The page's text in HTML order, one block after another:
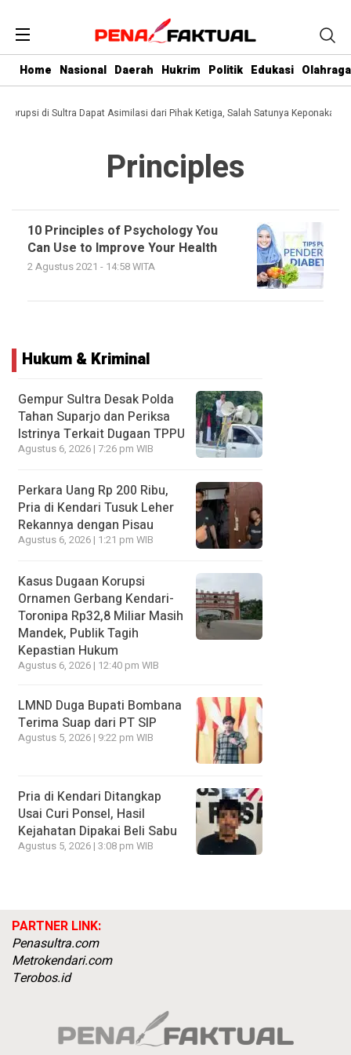
Home Nasional Daerah Hukrim Politik Edukasi Olahraga
Korupsi di Sultra Dapat Asimilasi dari Pihak Ketiga, Salah Satunya Keponakan
Principles
10 Principles of Psychology You
Can Use to Improve Your Health
2 Agustus 2021 - 14:58 WITA
Hukum & Kriminal
Gempur Sultra Desak Polda
Tahan Suparjo dan Periksa
Istrinya Terkait Dugaan TPPU
Agustus 6, 2026 | 7:26 pm WIB
Perkara Uang Rp 200 Ribu,
Pria di Kendari Tusuk Leher
Rekannya dengan Pisau
Agustus 6, 2026 | 1:21 pm WIB
Kasus Dugaan Korupsi
Ornamen Gerbang Kendari-
Toronipa Rp32,8 Miliar Masih
Mandek, Publik Tagih
Kepastian Hukum
Agustus 6, 2026 | 12:40 pm WIB
LMND Duga Bupati Bombana
Terima Suap dari PT SIP
Agustus 5, 2026 | 9:22 pm WIB
Pria di Kendari Ditangkap
Usai Curi Ponsel, Hasil
Kejahatan Dipakai Beli Sabu
Agustus 5, 2026 | 3:08 pm WIB
PARTNER LINK:
Penasultra.com
Metrokendari.com
Terobos.id